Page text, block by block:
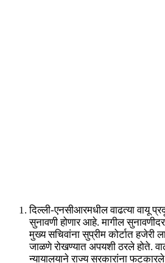
दिल्ली-एनसीआरमधील वाढत्या वायू
सुनावणी होणार आहे. मागील
मुख्य सचिवांना सुप्रीम कोर्टात हजेरी
जाळणे रोखण्यात अपयशी ठरले होते.
न्यायालयाने राज्य सरकारांना